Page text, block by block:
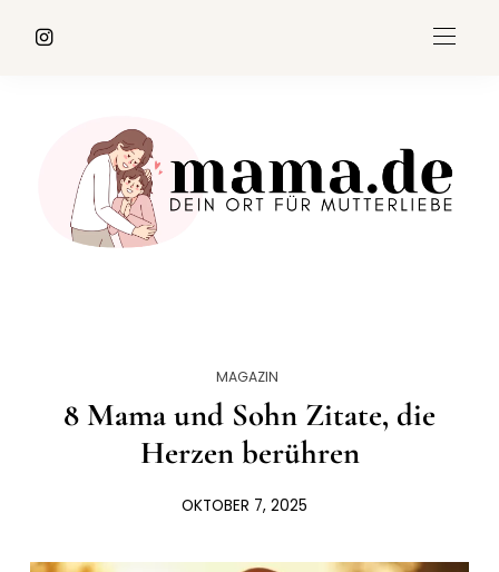
MAGAZIN
8 Mama und Sohn Zitate, die
Herzen berühren
OKTOBER 7, 2025